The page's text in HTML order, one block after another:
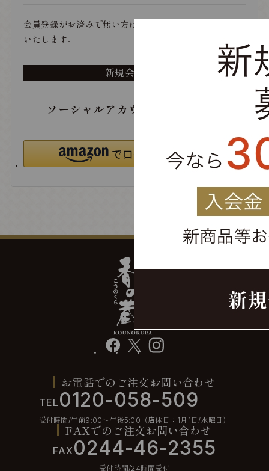
会員登録がお済みで無い方は、こちらから登録をお願い
いたします。
新規会員登録
ソーシャルアカウントでログイン
facebook instagram
お電話でのご注文お問い合わせ
TEL 0120-058-509
受付時間/午前9:00〜午後5:00（店休日：1月1日/水曜日）
FAXでのご注文お問い合わせ
FAX0244-46-2355
受付時間/24時間受付